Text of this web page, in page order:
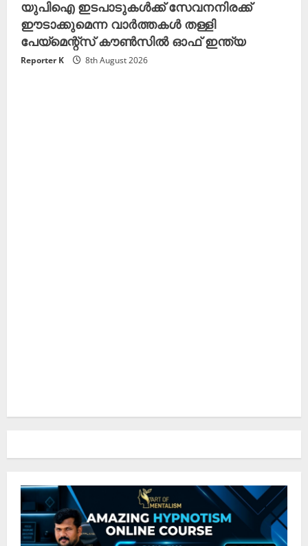
യുപിഐ ഇടപാടുകൾക്ക് സേവനനിരക്ക്
ഈടാക്കുമെന്ന വാർത്തകൾ തള്ളി
പേയ്‌മെന്റ്സ് കൗൺസിൽ ഓഫ് ഇന്ത്യ
Reporter K 8th August 2026